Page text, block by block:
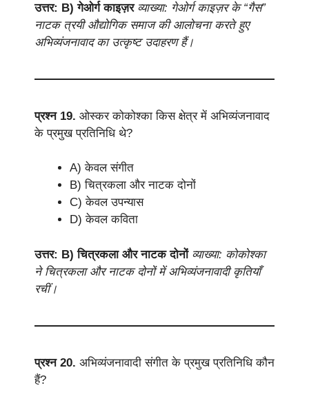
उत्तर: B) गेओर्ग काइज़र व्याख्या: गेओर्ग काइज़र के “गैस”
नाटक त्रयी औद्योगिक समाज की आलोचना करते हुए
अभिव्यंजनावाद का उत्कृष्ट उदाहरण हैं।
प्रश्न 19. ओस्कर कोकोश्का किस क्षेत्र में अभिव्यंजनावाद
के प्रमुख प्रतिनिधि थे?
A) केवल संगीत
B) चित्रकला और नाटक दोनों
C) केवल उपन्यास
D) केवल कविता
उत्तर: B) चित्रकला और नाटक दोनों व्याख्या: कोकोश्का
ने चित्रकला और नाटक दोनों में अभिव्यंजनावादी कृतियाँ
रचीं।
प्रश्न 20. अभिव्यंजनावादी संगीत के प्रमुख प्रतिनिधि कौन
हैं?